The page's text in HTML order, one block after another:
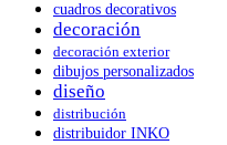
cuadros decorativos
decoración
decoración exterior
dibujos personalizados
diseño
distribución
distribuidor INKO